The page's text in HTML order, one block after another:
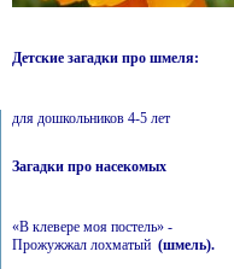
Детские загадки про шмеля:
для дошкольников 4-5 лет
Загадки про насекомых
«В клевере моя постель» -
Прожужжал лохматый (шмель).